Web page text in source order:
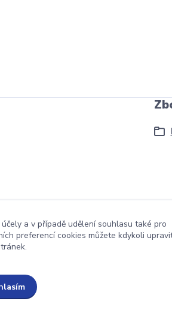
a v případě udělení souhlasu také pro
preferencí cookies můžete kdykoli